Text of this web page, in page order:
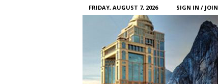
FRIDAY, AUGUST 7, 2026 SIGN IN / JOIN